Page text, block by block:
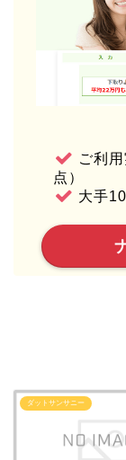
ご利
点）
大手
ダットサンサニー